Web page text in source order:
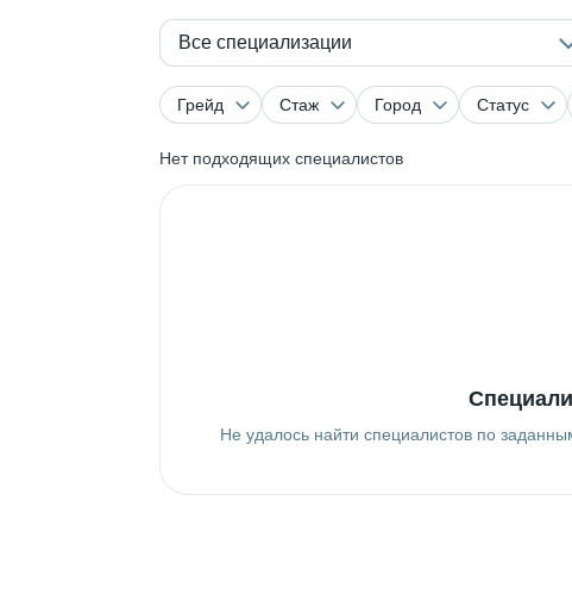
Все специализации
Грейд Стаж Город Статус
Нет подходящих специалистов
Не удалось найти специалистов по